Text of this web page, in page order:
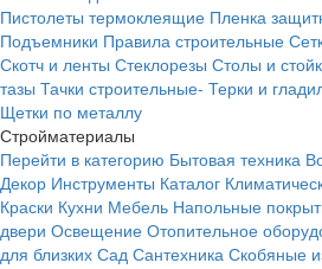
Пистолеты термоклеящие Пленка
Подъемники Правила строительные
Скотч и ленты Стеклорезы Столы и
тазы Тачки строительные- Терки и
Щетки по металлу
Стройматериалы
Перейти в категорию Бытовая техника
Декор Инструменты Каталог
Краски Кухни Мебель Напольные
двери Освещение Отопительное
для близких Сад Сантехника Скобяные